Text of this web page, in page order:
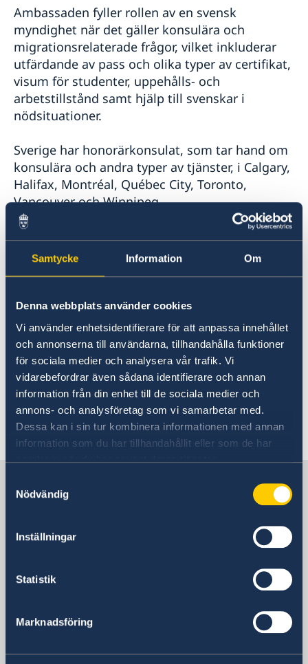
Samtycke Information Om
Denna webbplats använder cookies
Vi använder enhetsidentifierare för att anpassa innehållet
och annonserna till användarna, tillhandahålla funktioner
för sociala medier och analysera vår trafik. Vi
vidarebefordrar även sådana identifierare och annan
information från din enhet till de sociala medier och
annons- och analysföretag som vi samarbetar med.
Dessa kan i sin tur kombinera informationen med annan
information som du har tillhandahållit eller som de har
samlat in när du har använt deras tjänster.
Nödvändig
Inställningar
Statistik
Marknadsföring
Ambassaden fyller rollen av en svensk
myndighet när det gäller konsulära och
migrationsrelaterade frågor, vilket inkluderar
utfärdande av pass och olika typer av certifikat,
visum för studenter, uppehålls- och
arbetstillstånd samt hjälp till svenskar i
nödsituationer.
Sverige har honorärkonsulat, som tar hand om
konsulära och andra typer av tjänster, i Calgary,
Halifax, Montréal, Québec City, Toronto,
Vancouver och Winnipeg.
Vi står till ditt förfogande. Om du har frågor
eller vill komma in kontakt med oss når du
ambassaden på: +1 613-244-8200 eller via e-
regelbundet vår hemsida och sociala media för
nyheter och annan användbar information.
För kontakt med våra försvarsattachéer
vänligen skicka e-post till:
ambassaden.ottawa@gov.se
Senast uppdaterad 23 maj 2024, 09.42
SVERIGES AMBASSAD I KANADA
377 Dalhousie Street, Suite 305
377 Dalhousie Street, Suite 305